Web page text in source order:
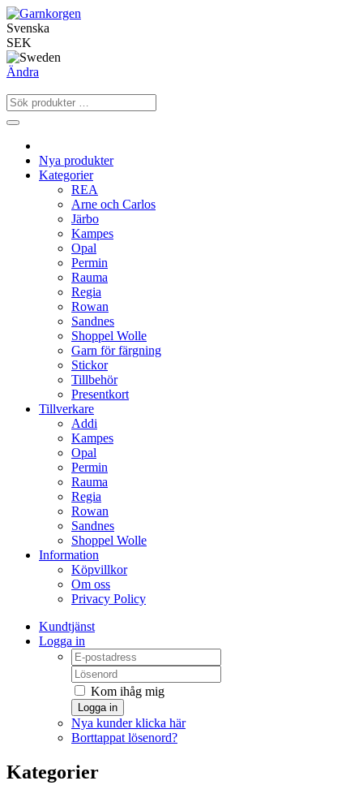
Svenska
SEK
Ändra
Nya produkter
Kategorier
REA
Arne och Carlos
Järbo
Kampes
Opal
Permin
Rauma
Regia
Rowan
Sandnes
Shoppel Wolle
Garn för färgning
Stickor
Tillbehör
Presentkort
Tillverkare
Addi
Kampes
Opal
Permin
Rauma
Regia
Rowan
Sandnes
Shoppel Wolle
Information
Köpvillkor
Om oss
Privacy Policy
Kundtjänst
Logga in
Kom ihåg mig
Logga in
Nya kunder klicka här
Borttappat lösenord?
Kategorier